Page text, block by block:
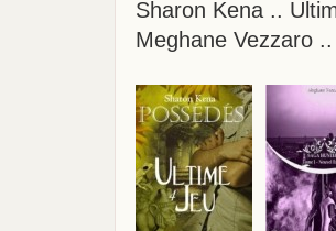
Sharon Kena ..
Meghane Vezzaro